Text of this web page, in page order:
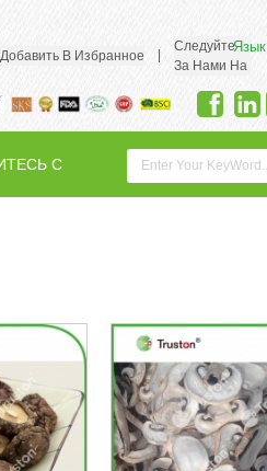
Добавить В Избранное
Следуйте
За Нами На
Язык
С